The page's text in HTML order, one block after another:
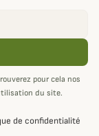
pour cela nos
du site.
de confidentialité